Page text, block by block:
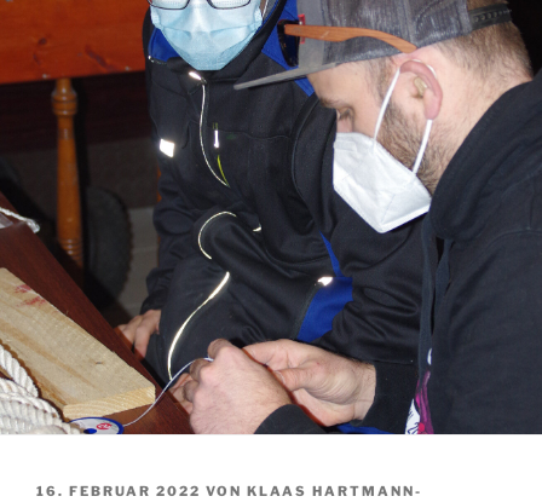
VERÖFFENTLICHT
16. FEBRUAR 2022 VON KLAAS HARTMANN-